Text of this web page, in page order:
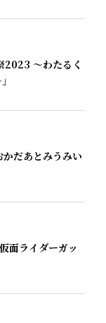
2023 ～わたるく
かだあとみうみい
面ライダーガッ